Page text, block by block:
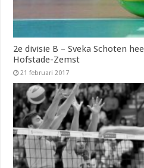
2e divisie B – Sveka Schoten
Hofstade-Zemst
21 februari 2017